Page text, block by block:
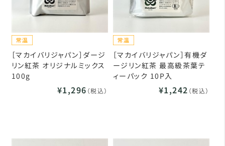
［マカイバリジャパン］ダージ
リン紅茶 オリジナルミックス
100g
¥1,296 （税込）
［マカイバリジャパン］有機ダ
ージリン紅茶 最高級茶葉テ
ィーパック 10P入
¥1,242 （税込）